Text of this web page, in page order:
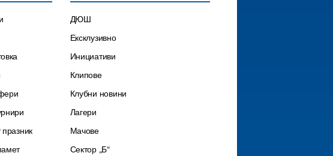
празник
ДЮШ
Ексклузивно
Инициативи
Клипове
Клубни новини
Лагери
Мачове
Сектор „Б“